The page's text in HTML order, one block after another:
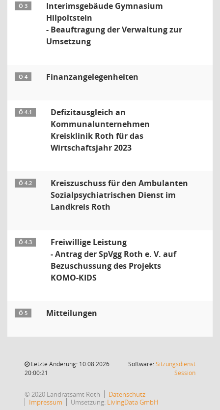
Ö 3
Interimsgebäude Gymnasium
Hilpoltstein
- Beauftragung der Verwaltung zur
Umsetzung
Ö 4 Finanzangelegenheiten
Ö 4.1
Defizitausgleich an
Kommunalunternehmen
Kreisklinik Roth für das
Wirtschaftsjahr 2023
Ö 4.2
Kreiszuschuss für den Ambulanten
Sozialpsychiatrischen Dienst im
Landkreis Roth
Ö 4.3
Freiwillige Leistung
- Antrag der SpVgg Roth e. V. auf
Bezuschussung des Projekts
KOMO-KIDS
Ö 5 Mitteilungen
Letzte Änderung: 10.08.2026
20:00:21
Software:Sitzungsdienst
Session(Wird in
© 2020 Landratsamt Roth
Datenschutz
Impressum
Umsetzung: LivingData GmbH